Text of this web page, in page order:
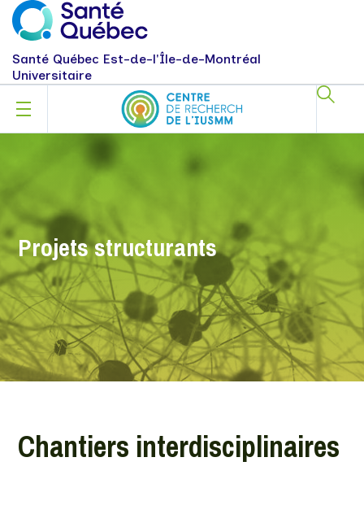
Santé Québec Est-de-l'Île-de-Montréal
Universitaire
Projets structurants
Chantiers interdisciplinaires